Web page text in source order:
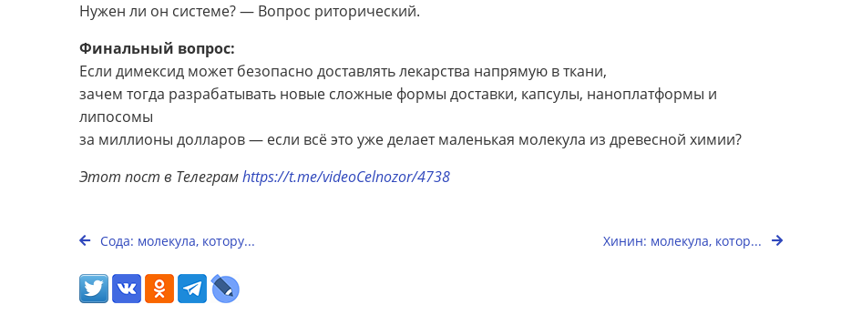
Нужен ли он системе? — Вопрос риторический.
Финальный вопрос:
Если димексид может безопасно доставлять лекарства напрямую в ткани,
зачем тогда разрабатывать новые сложные формы доставки, капсулы, наноплатформы и
липосомы
за миллионы долларов — если всё это уже делает маленькая молекула из древесной химии?
Этот пост в Телеграмhttps://t.me/videoCelnozor/4738
Сода: молекула, котору... Хинин: молекула, котор...